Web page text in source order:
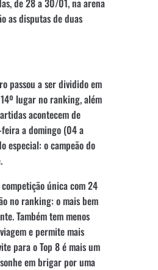
de 28 a 30/01, na arena
as disputas de duas
passou a ser dividido em
lugar no ranking, além
acontecem de
a domingo (04 a
especial: o campeão do
única com 24
no ranking: o mais bem
Também tem menos
e permite mais
para o Top 8 é mais um
em brigar por uma